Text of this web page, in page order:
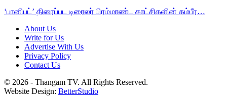
‘பானிபட்’ திரைப்பட டிரைலர் பிரம்மாண்ட காட்சிகளின் கம்பீர…
About Us
Write for Us
Advertise With Us
Privacy Policy
Contact Us
© 2026 - Thangam TV. All Rights Reserved.
Website Design: BetterStudio